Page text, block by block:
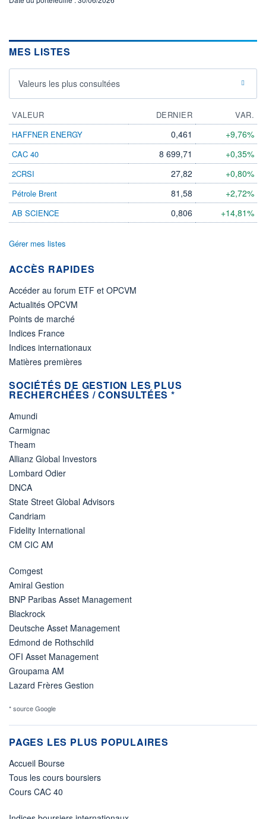
MES LISTES
Valeurs les plus consultées
VALEUR DERNIER
VAR.
HAFFNER ENERGY
0,461 +9,76%
CAC 40 8 699,71 +0,35%
2CRSI 27,82 +0,80%
Pétrole Brent 81,58 +2,72%
AB SCIENCE 0,806 +14,81%
Gérer mes listes
ACCÈS RAPIDES
Accéder au forum ETF et OPCVM
Actualités OPCVM
Points de marché
Indices France
Indices internationaux
Matières premières
SOCIÉTÉS DE GESTION LES PLUS
RECHERCHÉES / CONSULTÉES *
Amundi
Carmignac
Theam
Allianz Global Investors
Lombard Odier
DNCA
State Street Global Advisors
Candriam
Fidelity International
CM CIC AM
Comgest
Amiral Gestion
BNP Paribas Asset Management
Blackrock
Deutsche Asset Management
Edmond de Rothschild
OFI Asset Management
Groupama AM
Lazard Frères Gestion
* source Google
PAGES LES PLUS POPULAIRES
Accueil Bourse
Tous les cours boursiers
Cours CAC 40